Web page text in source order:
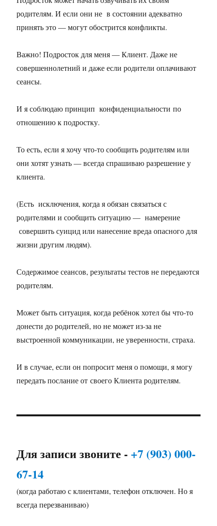
родителям. И если они не в состоянии адекватно
принять это — могут обострится конфликты.
Важно! Подросток для меня — Клиент. Даже не
совершеннолетний и даже если родители оплачивают
сеансы.
И я соблюдаю принцип конфиденциальности по
отношению к подростку.
То есть, если я хочу что-то сообщить родителям или
они хотят узнать — всегда спрашиваю разрешение у
клиента.
(Есть исключения, когда я обязан связаться с
родителями и сообщить ситуацию — намерение
совершить суицид или нанесение вреда опасного для
жизни другим людям).
Содержимое сеансов, результаты тестов не передаются
родителям.
Может быть ситуация, когда ребёнок хотел бы что-то
донести до родителей, но не может из-за не
выстроенной коммуникации, не уверенности, страха.
И в случае, если он попросит меня о помощи, я могу
передать послание от своего Клиента родителям.
Для записи звоните - +7 (903) 000-
67-14
(когда работаю с клиентами, телефон отключен. Но я
всегда перезваниваю)